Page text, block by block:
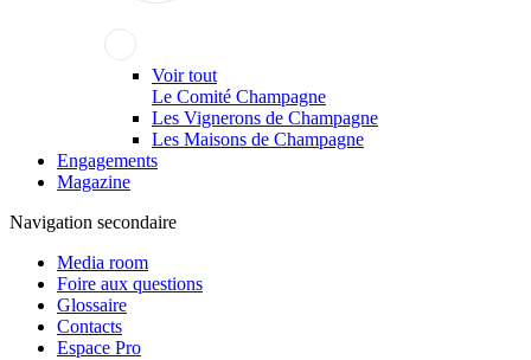
Voir tout
Le Comité Champagne
Les Vignerons de Champagne
Les Maisons de Champagne
Engagements
Magazine
Navigation secondaire
Media room
Foire aux questions
Glossaire
Contacts
Espace Pro